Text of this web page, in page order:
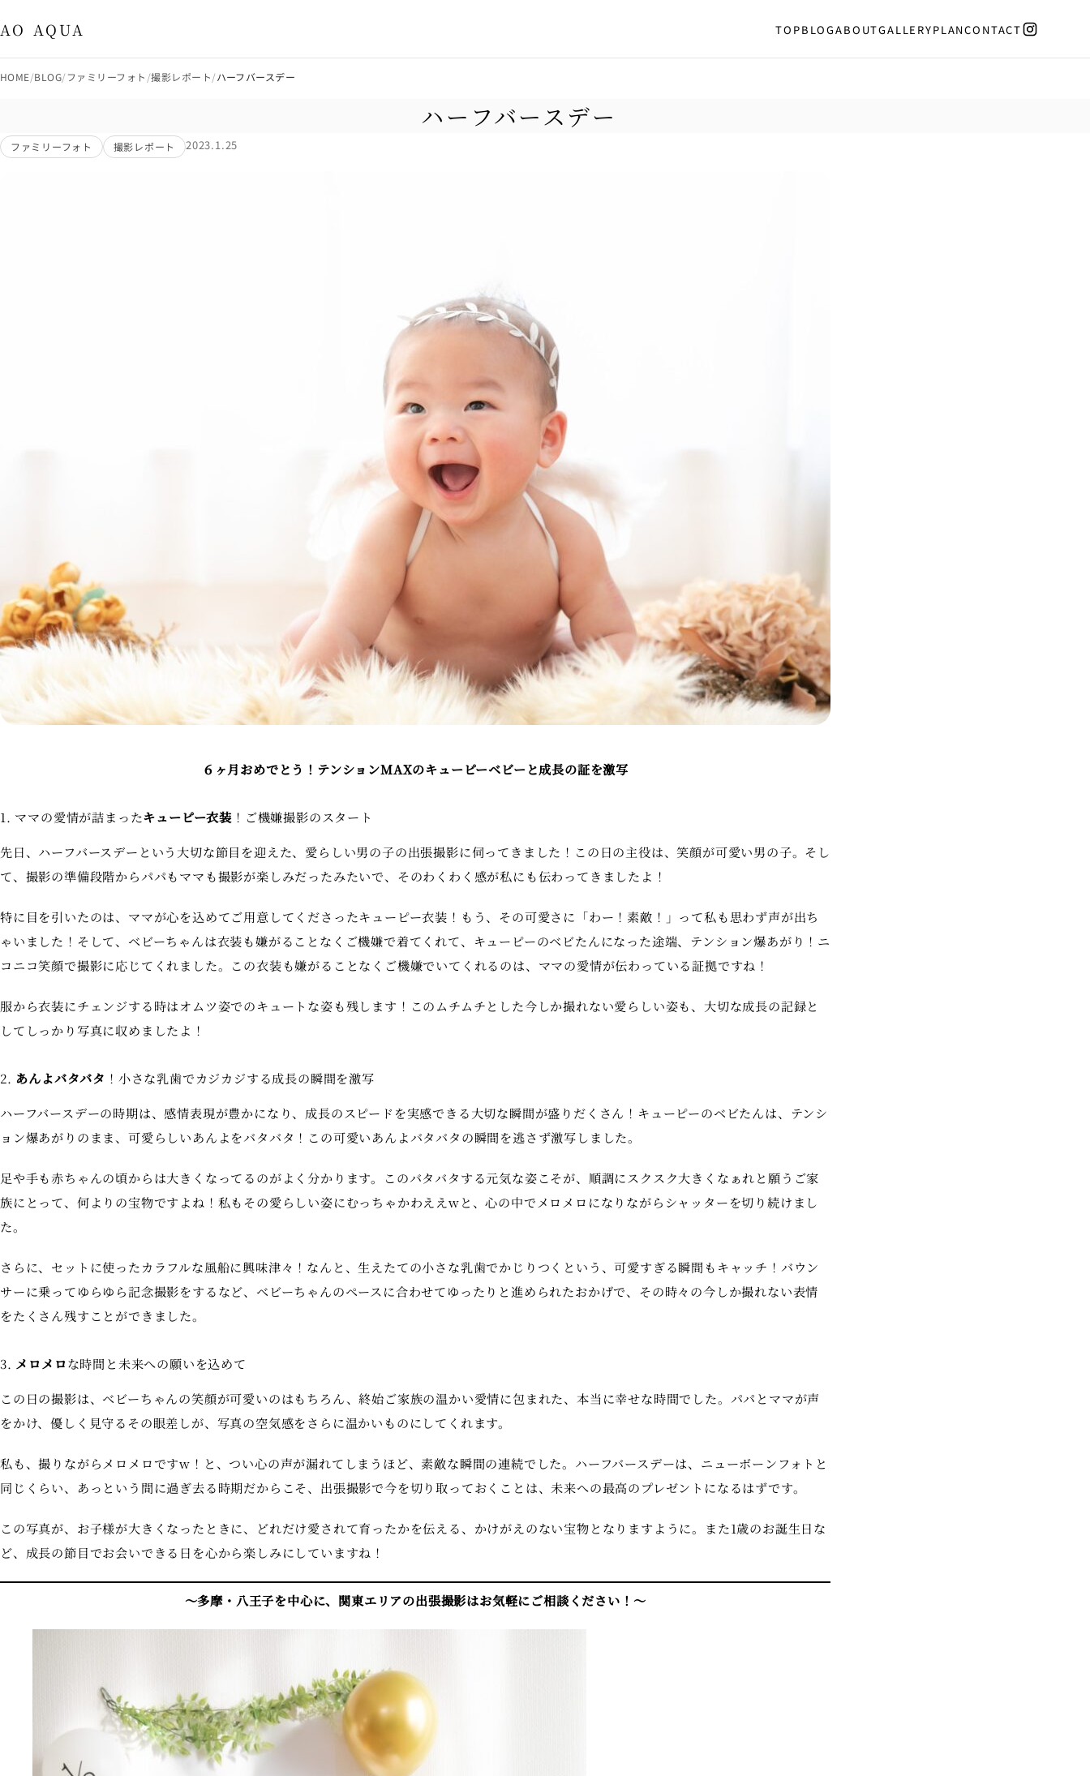
出張撮影・八王子市・多摩市 AO AQUA
AO AQUA TOPBLOGABOUTGALLERYPLANCONTACT
HOME BLOG ファミリーフォト 撮影レポート ハーフバースデー
ハーフバースデー
ファミリーフォト 撮影レポート 2023.1.25
６ヶ月おめでとう！テンションMAXのキューピーベビーと成長の証を激写
1. ママの愛情が詰まったキューピー衣装 ！ご機嫌撮影のスタート
先日、ハーフバースデーという大切な節目を迎えた、愛らしい男の子の出張撮影に伺ってきました！この日の主役は、笑顔が可愛い男の子。そし
て、撮影の準備段階からパパもママも撮影が楽しみだったみたいで、そのわくわく感が私にも伝わってきましたよ！
特に目を引いたのは、ママが心を込めてご用意してくださったキューピー衣装！もう、その可愛さに「わー！素敵！」って私も思わず声が出ち
ゃいました！そして、ベビーちゃんは衣装も嫌がることなくご機嫌で着てくれて、キューピーのベビたんになった途端、テンション爆あがり！ニ
コニコ笑顔で撮影に応じてくれました。この衣装も嫌がることなくご機嫌でいてくれるのは、ママの愛情が伝わっている証拠ですね！
服から衣装にチェンジする時はオムツ姿でのキュートな姿も残します！このムチムチとした今しか撮れない愛らしい姿も、大切な成長の記録と
してしっかり写真に収めましたよ！
2. あんよバタバタ ！小さな乳歯でカジカジする成長の瞬間を激写
ハーフバースデーの時期は、感情表現が豊かになり、成長のスピードを実感できる大切な瞬間が盛りだくさん！キューピーのベビたんは、テンシ
ョン爆あがりのまま、可愛らしいあんよをバタバタ！この可愛いあんよバタバタの瞬間を逃さず激写しました。
足や手も赤ちゃんの頃からは大きくなってるのがよく分かります。このバタバタする元気な姿こそが、順調にスクスク大きくなぁれと願うご家
族にとって、何よりの宝物ですよね！私もその愛らしい姿にむっちゃかわええwと、心の中でメロメロになりながらシャッターを切り続けまし
た。
さらに、セットに使ったカラフルな風船に興味津々！なんと、生えたての小さな乳歯でかじりつくという、可愛すぎる瞬間もキャッチ！バウン
サーに乗ってゆらゆら記念撮影をするなど、ベビーちゃんのペースに合わせてゆったりと進められたおかげで、その時々の今しか撮れない表情
をたくさん残すことができました。
3. メロメロな時間と未来への願いを込めて
この日の撮影は、ベビーちゃんの笑顔が可愛いのはもちろん、終始ご家族の温かい愛情に包まれた、本当に幸せな時間でした。パパとママが声
をかけ、優しく見守るその眼差しが、写真の空気感をさらに温かいものにしてくれます。
私も、撮りながらメロメロですw！と、つい心の声が漏れてしまうほど、素敵な瞬間の連続でした。ハーフバースデーは、ニューボーンフォトと
同じくらい、あっという間に過ぎ去る時期だからこそ、出張撮影で今を切り取っておくことは、未来への最高のプレゼントになるはずです。
この写真が、お子様が大きくなったときに、どれだけ愛されて育ったかを伝える、かけがえのない宝物となりますように。また1歳のお誕生日な
ど、成長の節目でお会いできる日を心から楽しみにしていますね！
〜多摩・八王子を中心に、関東エリアの出張撮影はお気軽にご相談ください！〜